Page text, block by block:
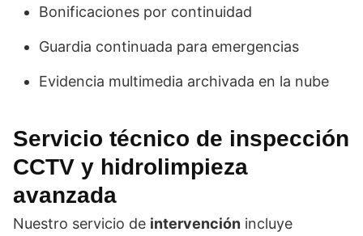
Bonificaciones por continuidad
Guardia continuada para emergencias
Evidencia multimedia archivada en la nube
Servicio técnico de inspección
CCTV y hidrolimpieza
avanzada
Nuestro servicio de intervención incluye